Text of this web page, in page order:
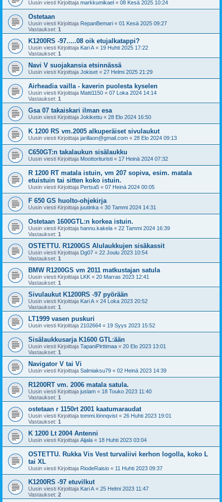
Uusin viesti Kirjoittaja markkumikael « 08 Kesä 2025 10:24
Ostetaan
Uusin viesti Kirjoittaja RepanBemari « 01 Kesä 2025 09:27
Vastaukset: 1
K1200RS -97.....08 oik etujalkatappi?
Uusin viesti Kirjoittaja Kari A « 19 Huhti 2025 17:22
Vastaukset: 1
Navi V suojakansia etsinnässä
Uusin viesti Kirjoittaja Jokiset « 27 Helmi 2025 21:29
Airheadia vailla - kaverin puolesta kyselen
Uusin viesti Kirjoittaja Matti1150 « 07 Loka 2024 14:14
Vastaukset: 1
Gsa 07 takaiskari ilman esa
Uusin viesti Kirjoittaja Jokikettu « 28 Elo 2024 16:50
K 1200 RS vm.2005 alkuperäiset sivulaukut
Uusin viesti Kirjoittaja jarillaon@gmail.com « 28 Elo 2024 09:13
C650GT:n takalaukun sisälaukku
Uusin viesti Kirjoittaja Moottorituristi « 17 Heinä 2024 07:32
R 1200 RT matala istuin, vm 207 sopiva, esim. matala
etuistuin tai sitten koko istuin.
Uusin viesti Kirjoittaja Pertsa5 « 07 Heinä 2024 00:05
F 650 GS huolto-ohjekirja
Uusin viesti Kirjoittaja juutinka « 30 Tammi 2024 14:31
Ostetaan 1600GTL:n korkea istuin.
Uusin viesti Kirjoittaja hannu.kakela « 22 Tammi 2024 16:39
Vastaukset: 1
OSTETTU. R1200GS Alulaukkujen sisäkassit
Uusin viesti Kirjoittaja Dg07 « 22 Joulu 2023 10:54
Vastaukset: 1
BMW R1200GS vm 2011 matkustajan satula
Uusin viesti Kirjoittaja LKK « 20 Marras 2023 12:41
Vastaukset: 1
Sivulaukut K1200RS -97 pyörään
Uusin viesti Kirjoittaja Kari A « 24 Loka 2023 20:52
Vastaukset: 1
LT1999 vasen puskuri
Uusin viesti Kirjoittaja 2102664 « 19 Syys 2023 15:52
Sisälaukkusarja K1600 GTL:ään
Uusin viesti Kirjoittaja TapaniPirttimaa « 20 Elo 2023 13:01
Vastaukset: 1
Navigator V tai Vi
Uusin viesti Kirjoittaja Salmiaksu79 « 02 Heinä 2023 14:39
R1200RT vm. 2006 matala satula.
Uusin viesti Kirjoittaja juslam « 18 Touko 2023 11:40
Vastaukset: 1
ostetaan r 1150rt 2001 kaatumaraudat
Uusin viesti Kirjoittaja tommi.lönnqvist « 26 Huhti 2023 19:01
Vastaukset: 1
K 1200 Lt 2004 Antenni
Uusin viesti Kirjoittaja Aijala « 18 Huhti 2023 03:04
OSTETTU. Rukka Vis Vest turvaliivi kerhon logolla, koko L
tai XL
Uusin viesti Kirjoittaja RiodeRaisio « 11 Huhti 2023 09:37
K1200RS -97 etuvilkut
Uusin viesti Kirjoittaja Kari A « 25 Helmi 2023 11:47
Vastaukset: 2